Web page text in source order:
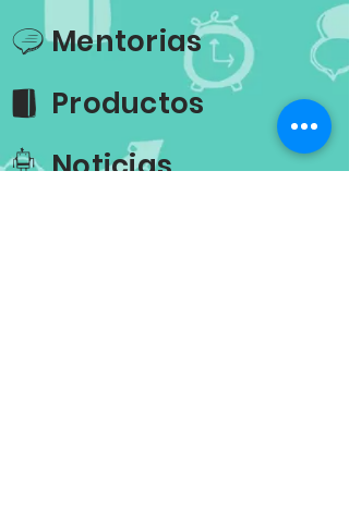
AMentorias
n Productos
r Noticias